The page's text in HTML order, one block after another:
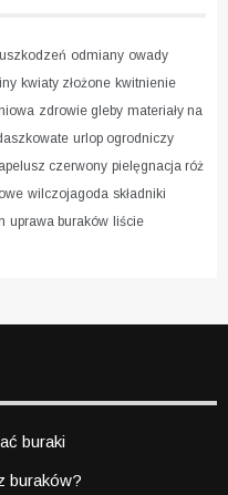
odmiany owady
kwiaty złożone kwitnienie
zdrowie gleby materiały na
urlop ogrodniczy
czerwony pielęgnacja róż
wilczojagoda składniki
uprawa buraków liście
buraki
buraków?